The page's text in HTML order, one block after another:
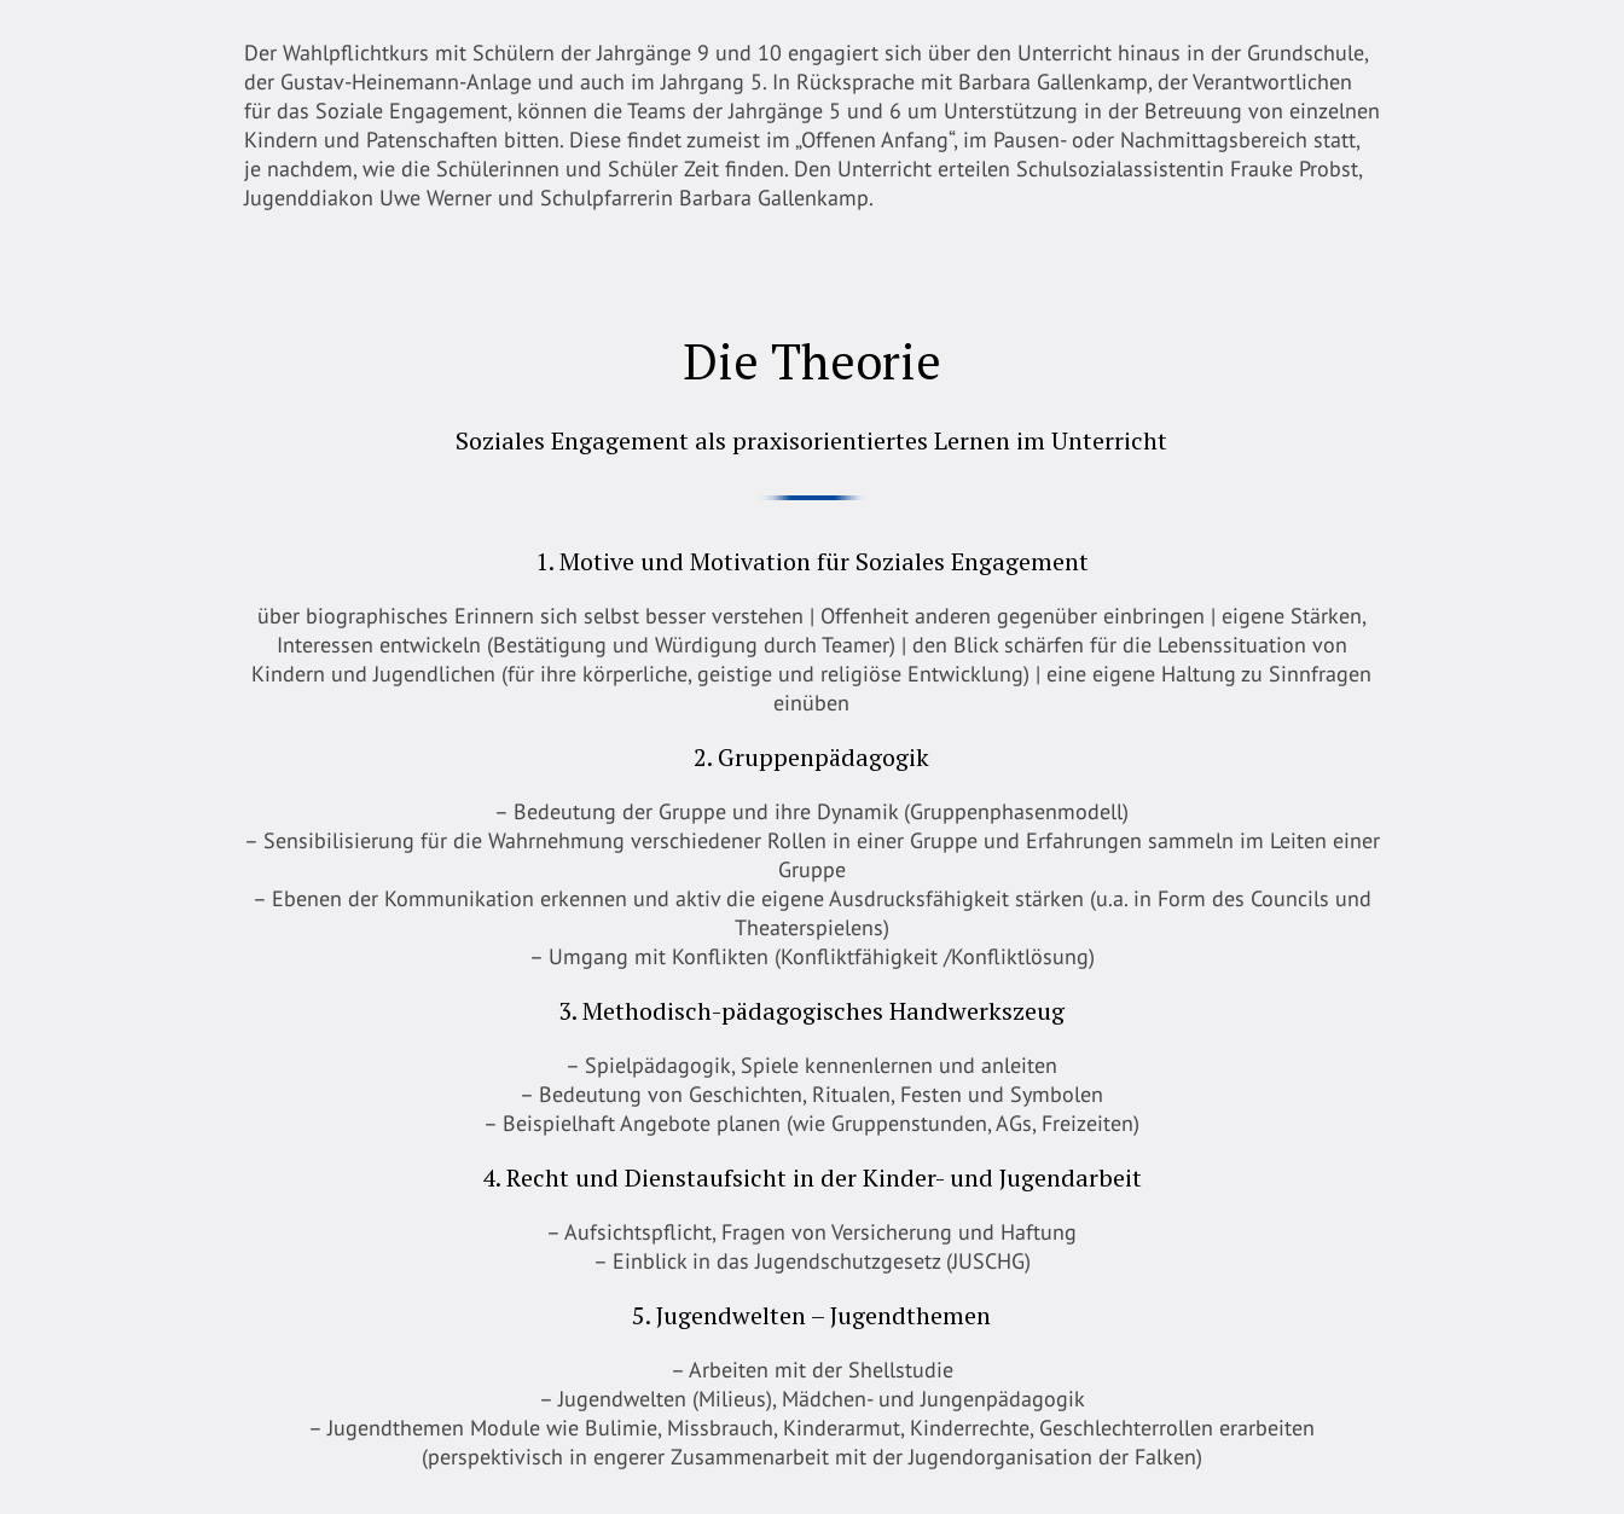
Der Wahlpflichtkurs mit Schülern der Jahrgänge 9 und 10 engagiert sich über den Unterricht hinaus in der Grundschule,
der Gustav-Heinemann-Anlage und auch im Jahrgang 5. In Rücksprache mit Barbara Gallenkamp, der Verantwortlichen
für das Soziale Engagement, können die Teams der Jahrgänge 5 und 6 um Unterstützung in der Betreuung von einzelnen
Kindern und Patenschaften bitten. Diese findet zumeist im „Offenen Anfang“, im Pausen- oder Nachmittagsbereich statt,
je nachdem, wie die Schülerinnen und Schüler Zeit finden. Den Unterricht erteilen Schulsozialassistentin Frauke Probst,
Jugenddiakon Uwe Werner und Schulpfarrerin Barbara Gallenkamp.
Die Theorie
Soziales Engagement als praxisorientiertes Lernen im Unterricht
1. Motive und Motivation für Soziales Engagement
über biographisches Erinnern sich selbst besser verstehen | Offenheit anderen gegenüber einbringen | eigene Stärken,
Interessen entwickeln (Bestätigung und Würdigung durch Teamer) | den Blick schärfen für die Lebenssituation von
Kindern und Jugendlichen (für ihre körperliche, geistige und religiöse Entwicklung) | eine eigene Haltung zu Sinnfragen
einüben
2. Gruppenpädagogik
– Bedeutung der Gruppe und ihre Dynamik (Gruppenphasenmodell)
– Sensibilisierung für die Wahrnehmung verschiedener Rollen in einer Gruppe und Erfahrungen sammeln im Leiten einer
Gruppe
– Ebenen der Kommunikation erkennen und aktiv die eigene Ausdrucksfähigkeit stärken (u.a. in Form des Councils und
Theaterspielens)
– Umgang mit Konflikten (Konfliktfähigkeit /Konfliktlösung)
3. Methodisch-pädagogisches Handwerkszeug
– Spielpädagogik, Spiele kennenlernen und anleiten
– Bedeutung von Geschichten, Ritualen, Festen und Symbolen
– Beispielhaft Angebote planen (wie Gruppenstunden, AGs, Freizeiten)
4. Recht und Dienstaufsicht in der Kinder- und Jugendarbeit
– Aufsichtspflicht, Fragen von Versicherung und Haftung
– Einblick in das Jugendschutzgesetz (JUSCHG)
5. Jugendwelten – Jugendthemen
– Arbeiten mit der Shellstudie
– Jugendwelten (Milieus), Mädchen- und Jungenpädagogik
– Jugendthemen Module wie Bulimie, Missbrauch, Kinderarmut, Kinderrechte, Geschlechterrollen erarbeiten
(perspektivisch in engerer Zusammenarbeit mit der Jugendorganisation der Falken)